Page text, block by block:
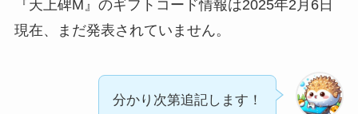
『天上碑M』のギフトコード情報は2025年2月6日
現在、まだ発表されていません。
分かり次第追記します！